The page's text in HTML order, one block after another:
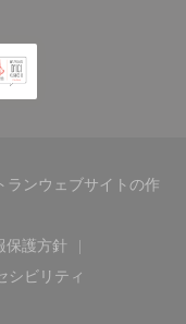
ランウェブサイトの作
しいウィンドウで開きま
ます))
ウで開きます))
保護方針
((新しいウィンドウで開
で開きます))
シビリティ